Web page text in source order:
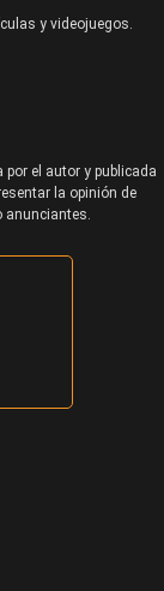
y videojuegos.
el autor y publicada
la opinión de